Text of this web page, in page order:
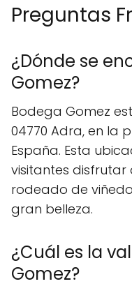
Preguntas
¿Dónde se
Gomez?
Bodega Gomez
04770 Adra, en la
España. Esta
visitantes disfrutar
rodeado de
gran belleza.
¿Cuál es la
Gomez?